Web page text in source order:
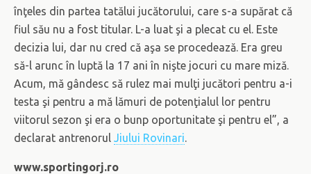
înţeles din partea tatălui jucătorului, care s-a supărat că
fiul său nu a fost titular. L-a luat şi a plecat cu el. Este
decizia lui, dar nu cred că aşa se procedează. Era greu
să-l arunc în luptă la 17 ani în nişte jocuri cu mare miză.
Acum, mă gândesc să rulez mai mulţi jucători pentru a-i
testa şi pentru a mă lămuri de potenţialul lor pentru
viitorul sezon şi era o bunp oportunitate şi pentru el”, a
declarat antrenorul Jiului Rovinari.
www.sportingorj.ro